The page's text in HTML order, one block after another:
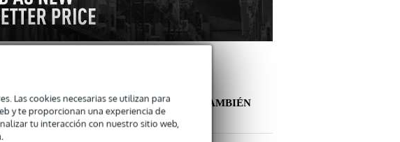
Las cookies necesarias se utilizan para
y te proporcionan una experiencia de
tu interacción con nuestro sitio web,
OTROS CLIENTES TAMBIÉN
COMPRARON